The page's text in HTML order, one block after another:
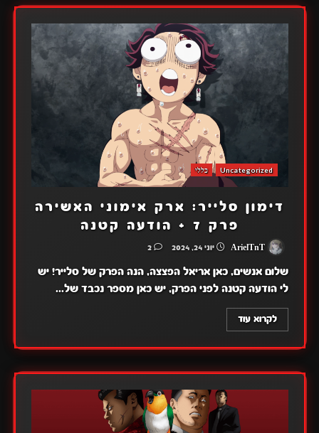
Uncategorized כללי
דימון סלייר: ארק אימוני האשירה
פרק 7 + הודעה קטנה
ArielTnT יוני 24, 2024 2
שלום אנשים, כאן אריאל הפצצה, הנה הפרק של סלייר! יש
לי הודעה קטנה לפני הפרק, יש כאן מספר נכבד של...
לקרוא עוד